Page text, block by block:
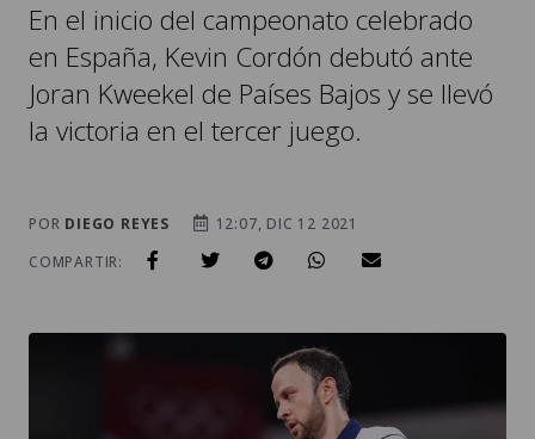
En el inicio del campeonato celebrado
en España, Kevin Cordón debutó ante
Joran Kweekel de Países Bajos y se llevó
la victoria en el tercer juego.
POR DIEGO REYES
12:07, DIC 12 2021
COMPARTIR: